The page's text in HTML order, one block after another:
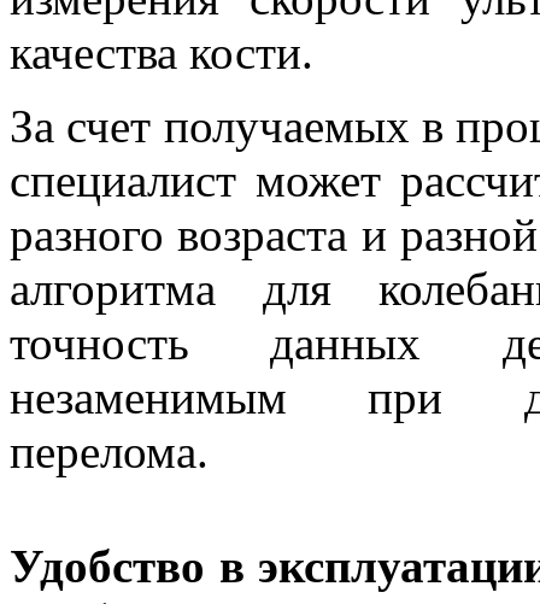
качества кости.
За счет получаемых в
специалист может
разного возраста и
алгоритма для
точность данных
незаменимым при
перелома.
Удобство в